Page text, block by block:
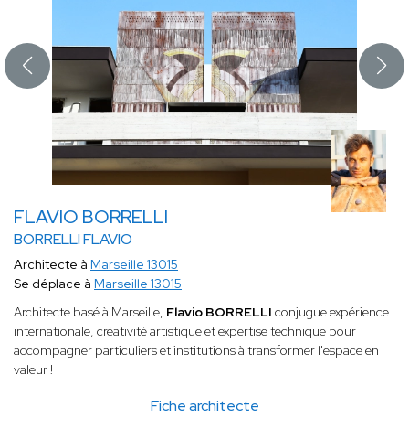
FLAVIO BORRELLI
BORRELLI FLAVIO
Fiche architecte
Architecte à Marseille 13015
Se déplace à Marseille 13015
Architecte basé à Marseille, Flavio BORRELLI conjugue expérience
internationale, créativité artistique et expertise technique pour
accompagner particuliers et institutions à transformer l'espace en
valeur !